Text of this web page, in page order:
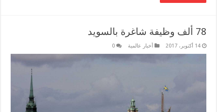
78 ألف وظيفة شاغرة بالسويد
14 أكتوبر، 2017 أخبار عالمية 0